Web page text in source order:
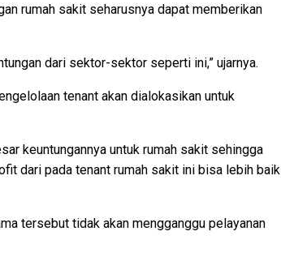
rumah sakit seharusnya dapat memberikan
dari sektor-sektor seperti ini,” ujarnya.
tenant akan dialokasikan untuk
keuntungannya untuk rumah sakit sehingga
dari pada tenant rumah sakit ini bisa lebih baik
tersebut tidak akan mengganggu pelayanan